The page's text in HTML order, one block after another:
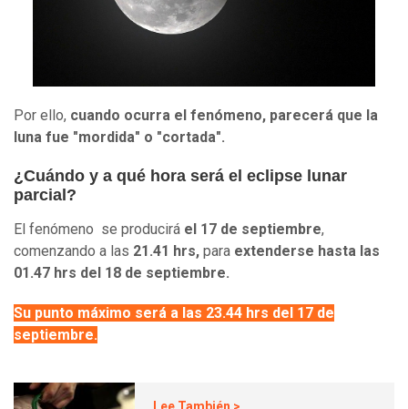
Por ello, cuando ocurra el fenómeno, parecerá que la
luna fue "mordida" o "cortada".
¿Cuándo y a qué hora será el eclipse lunar
parcial?
El fenómeno se producirá el 17 de septiembre,
comenzando a las 21.41 hrs, para extenderse hasta las
01.47 hrs del 18 de septiembre.
Su punto máximo será a las 23.44 hrs del 17 de
septiembre.